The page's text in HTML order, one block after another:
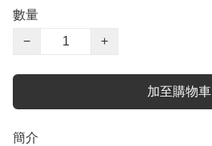
數量
−
+
加至購物車
簡介